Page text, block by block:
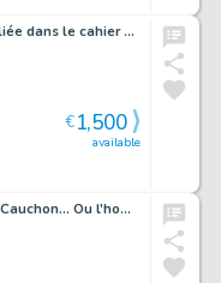
Illustration originale publiée dans le cahier graphique - Maison Croa Croa
available
€1,500
Planche originale n°58 - Cauchon... Ou l'homme qui tua Jeanne d'Arc